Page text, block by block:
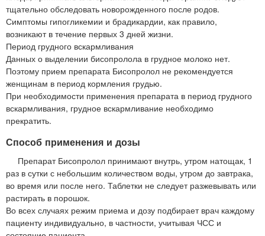
тщательно обследовать новорожденного после родов.
Симптомы гипогликемии и брадикардии, как правило,
возникают в течение первых 3 дней жизни.
Период грудного вскармливания
Данных о выделении бисопролола в грудное молоко нет.
Поэтому прием препарата Бисопролол не рекомендуется
женщинам в период кормления грудью.
При необходимости применения препарата в период грудного
вскармливания, грудное вскармливание необходимо
прекратить.
Способ применения и дозы
Препарат Бисопролол принимают внутрь, утром натощак, 1
раз в сутки с небольшим количеством воды, утром до завтрака,
во время или после него. Таблетки не следует разжевывать или
растирать в порошок.
Во всех случаях режим приема и дозу подбирает врач каждому
пациенту индивидуально, в частности, учитывая ЧСС и